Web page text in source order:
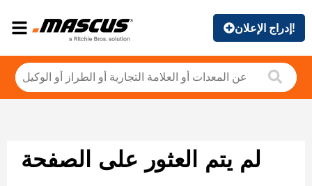
إدراج الإعلان!
لم يتم العثور على الصفحة